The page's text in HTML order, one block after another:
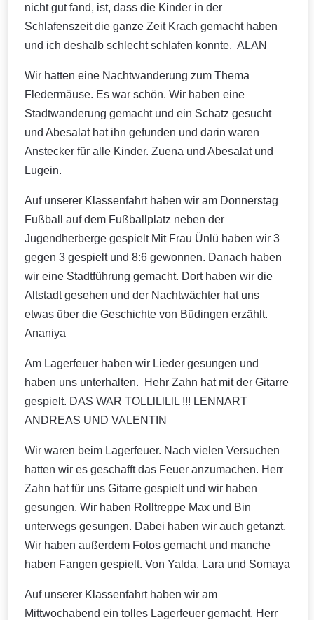
nicht gut fand, ist, dass die Kinder in der
Schlafenszeit die ganze Zeit Krach gemacht haben
und ich deshalb schlecht schlafen konnte. ALAN
Wir hatten eine Nachtwanderung zum Thema
Fledermäuse. Es war schön. Wir haben eine
Stadtwanderung gemacht und ein Schatz gesucht
und Abesalat hat ihn gefunden und darin waren
Anstecker für alle Kinder. Zuena und Abesalat und
Lugein.
Auf unserer Klassenfahrt haben wir am Donnerstag
Fußball auf dem Fußballplatz neben der
Jugendherberge gespielt Mit Frau Ünlü haben wir 3
gegen 3 gespielt und 8:6 gewonnen. Danach haben
wir eine Stadtführung gemacht. Dort haben wir die
Altstadt gesehen und der Nachtwächter hat uns
etwas über die Geschichte von Büdingen erzählt.
Ananiya
Am Lagerfeuer haben wir Lieder gesungen und
haben uns unterhalten. Hehr Zahn hat mit der Gitarre
gespielt. DAS WAR TOLLlLlLlL !!! LENNART
ANDREAS UND VALENTIN
Wir waren beim Lagerfeuer. Nach vielen Versuchen
hatten wir es geschafft das Feuer anzumachen. Herr
Zahn hat für uns Gitarre gespielt und wir haben
gesungen. Wir haben Rolltreppe Max und Bin
unterwegs gesungen. Dabei haben wir auch getanzt.
Wir haben außerdem Fotos gemacht und manche
haben Fangen gespielt. Von Yalda, Lara und Somaya
Auf unserer Klassenfahrt haben wir am
Mittwochabend ein tolles Lagerfeuer gemacht. Herr